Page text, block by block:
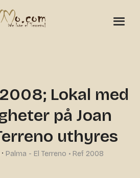
Lokal med
på Joan
uthyres
· Palma - El Terreno • Ref 2008